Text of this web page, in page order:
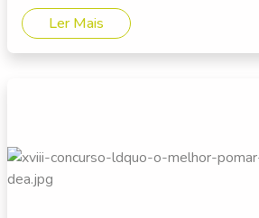
Ler Mais